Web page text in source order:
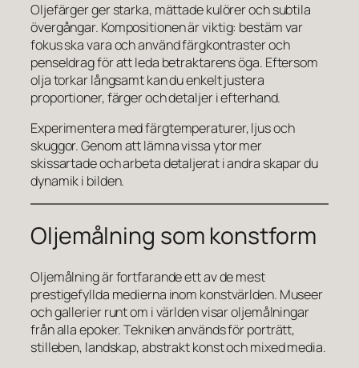
Oljefärger ger starka, mättade kulörer och subtila
övergångar. Kompositionen är viktig: bestäm var
fokus ska vara och använd färgkontraster och
penseldrag för att leda betraktarens öga. Eftersom
olja torkar långsamt kan du enkelt justera
proportioner, färger och detaljer i efterhand.
Experimentera med färgtemperaturer, ljus och
skuggor. Genom att lämna vissa ytor mer
skissartade och arbeta detaljerat i andra skapar du
dynamik i bilden.
Oljemålning som konstform
Oljemålning är fortfarande ett av de mest
prestigefyllda medierna inom konstvärlden. Museer
och gallerier runt om i världen visar oljemålningar
från alla epoker. Tekniken används för porträtt,
stilleben, landskap, abstrakt konst och mixed media.